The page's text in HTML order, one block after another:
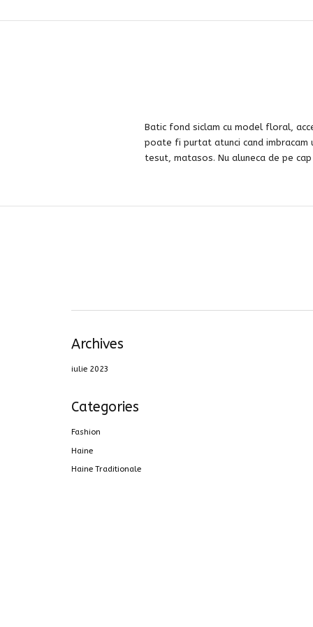
Batic fond siclam cu model floral,
poate fi purtat atunci cand imbracam
tesut, matasos. Nu aluneca de pe
Archives
iulie 2023
Categories
Fashion
Haine
Haine Traditionale